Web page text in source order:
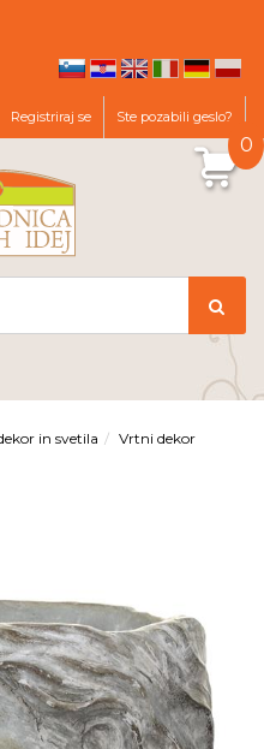
de pl
Registriraj se Ste pozabili geslo?
0
in svetila Vrtni dekor